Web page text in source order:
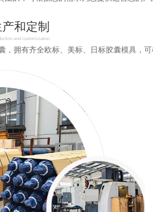
和定制
and customization
，拥有齐全欧标、美标、日标胶囊模具，